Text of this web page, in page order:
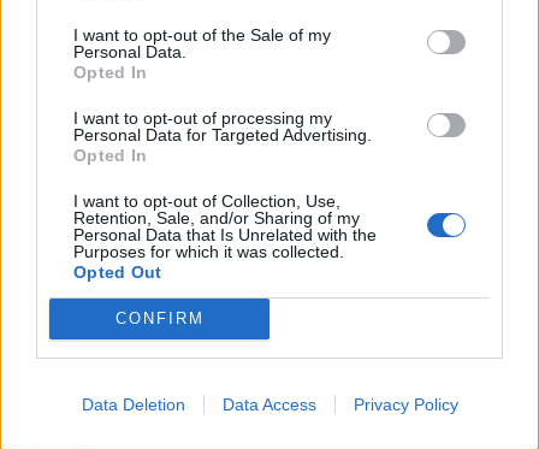
I want to opt-out of the Sale of my
Personal Data.
Opted In
I want to opt-out of processing my
Personal Data for Targeted Advertising.
Opted In
I want to opt-out of Collection, Use,
Retention, Sale, and/or Sharing of my
Personal Data that Is Unrelated with the
Purposes for which it was collected.
Opted Out
CONFIRM
Data Deletion Data Access Privacy Policy
solo per conquistare il potere
26/06/2008
Baldoni, con Ivano Marescotti,
Teco ...
24/06/2008
politici del futuro, scriveva Edith
Stein, dovranno avere una forte